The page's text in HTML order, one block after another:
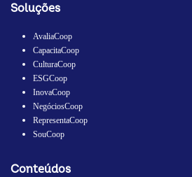
Soluções
AvaliaCoop
CapacitaCoop
CulturaCoop
ESGCoop
InovaCoop
NegóciosCoop
RepresentaCoop
SouCoop
Conteúdos